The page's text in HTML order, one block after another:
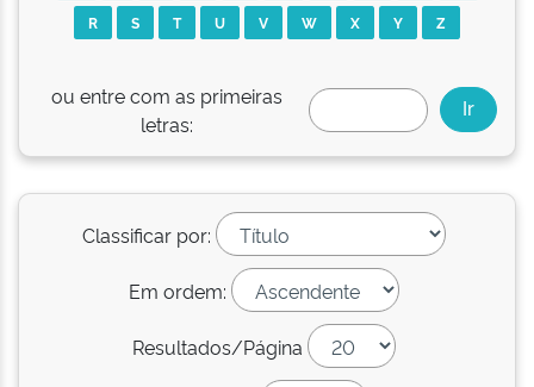
R
S T U V W X Y Z
ou entre com as primeiras
letras:
Classificar por:
Em ordem:
Resultados/Página